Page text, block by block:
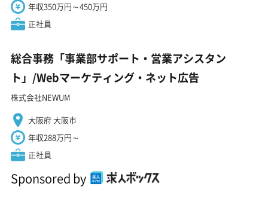
年収350万円～450万円
正社員
総合事務「事業部サポート・営業アシスタン
ト」/Webマーケティング・ネット広告
株式会社NEWUM
大阪府 大阪市
年収288万円～
正社員
Sponsored by